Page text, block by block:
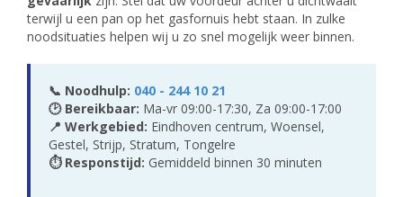
terwijl u een pan op het gasfornuis hebt staan. In zulke
noodsituaties helpen wij u zo snel mogelijk weer binnen.
📞 Noodhulp: 040 - 244 10 21
🕑 Bereikbaar: Ma-vr 09:00-17:30, Za 09:00-17:00
📍 Werkgebied: Eindhoven centrum, Woensel,
Gestel, Strijp, Stratum, Tongelre
⏱ Responstijd: Gemiddeld binnen 30 minuten